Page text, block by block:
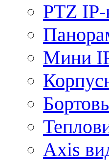
PTZ
Мини
Axis